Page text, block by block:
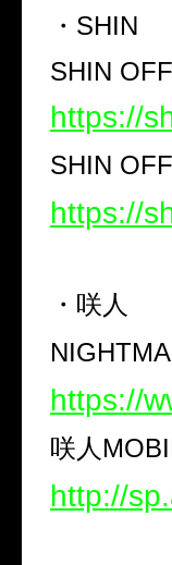
・SHIN
SHIN
https://
SHIN
https://
・咲人
https://
咲人
http://